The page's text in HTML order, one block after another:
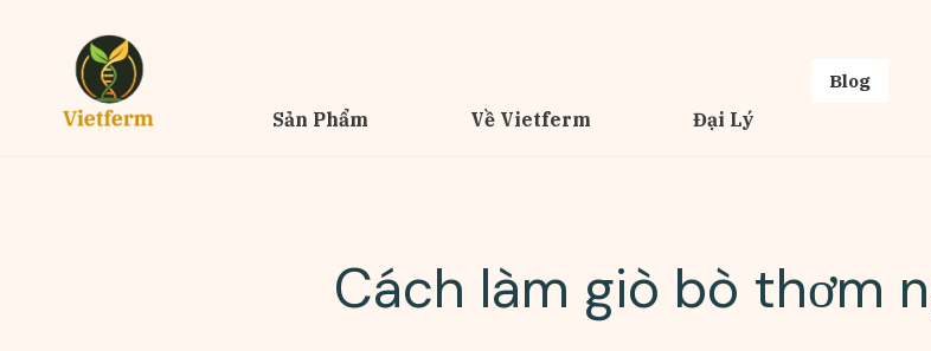
Sản Phẩm Về Vietferm Đại Lý
Blog
Cách làm giò bò thơm